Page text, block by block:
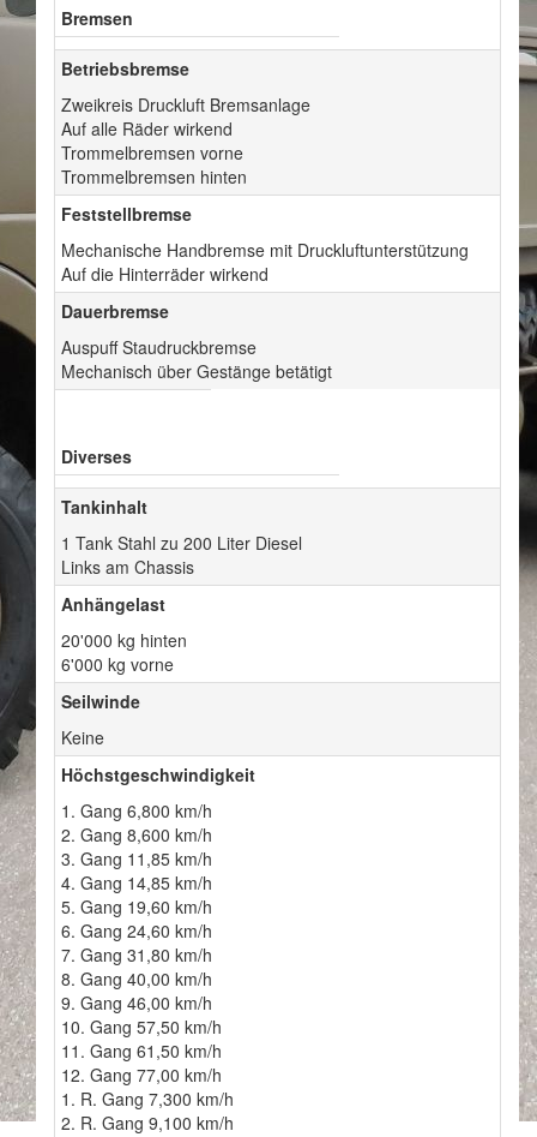
Bremsen
Betriebsbremse
Zweikreis Druckluft Bremsanlage
Auf alle Räder wirkend
Trommelbremsen vorne
Trommelbremsen hinten
Feststellbremse
Mechanische Handbremse mit Druckluftunterstützung
Auf die Hinterräder wirkend
Dauerbremse
Auspuff Staudruckbremse
Mechanisch über Gestänge betätigt
Diverses
Tankinhalt
1 Tank Stahl zu 200 Liter Diesel
Links am Chassis
Anhängelast
20'000 kg hinten
6'000 kg vorne
Seilwinde
Keine
Höchstgeschwindigkeit
1. Gang 6,800 km/h
2. Gang 8,600 km/h
3. Gang 11,85 km/h
4. Gang 14,85 km/h
5. Gang 19,60 km/h
6. Gang 24,60 km/h
7. Gang 31,80 km/h
8. Gang 40,00 km/h
9. Gang 46,00 km/h
10. Gang 57,50 km/h
11. Gang 61,50 km/h
12. Gang 77,00 km/h
1. R. Gang 7,300 km/h
2. R. Gang 9,100 km/h